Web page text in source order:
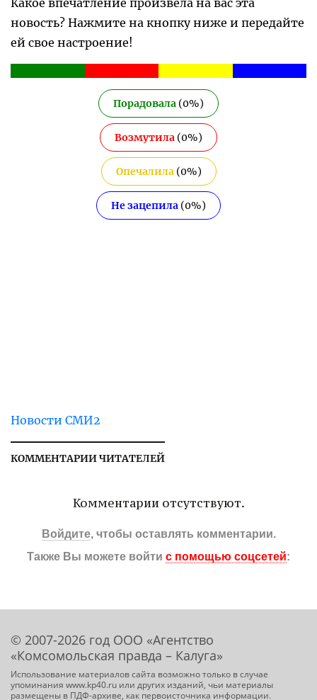
Какое впечатление произвела на вас эта
новость? Нажмите на кнопку ниже и передайте
ей свое настроение!
Порадовала (0%)
Возмутила (0%)
Опечалила(0%)
Не зацепила (0%)
Новости СМИ2
КОММЕНТАРИИ ЧИТАТЕЛЕЙ
Комментарии отсутствуют.
Войдите, чтобы оставлять комментарии.
Также Вы можете войти с помощью соцсетей:
© 2007-2026 год ООО «Агентство
«Комсомольская правда – Калуга»
Использование материалов сайта возможно только в случае
упоминания www.kp40.ru или других изданий, чьи материалы
размещены в ПДФ-архиве, как первоисточника информации.